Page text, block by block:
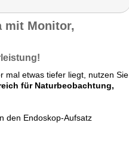
mit Monitor,
mal etwas tiefer liegt, nutzen Sie
für Naturbeobachtung,
den Endoskop-Aufsatz